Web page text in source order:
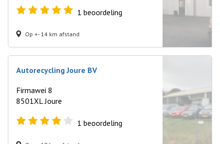
1 beoordeling
Op +- 14 km afstand
Autorecycling Joure BV
Firmawei 8
8501XL Joure
1 beoordeling